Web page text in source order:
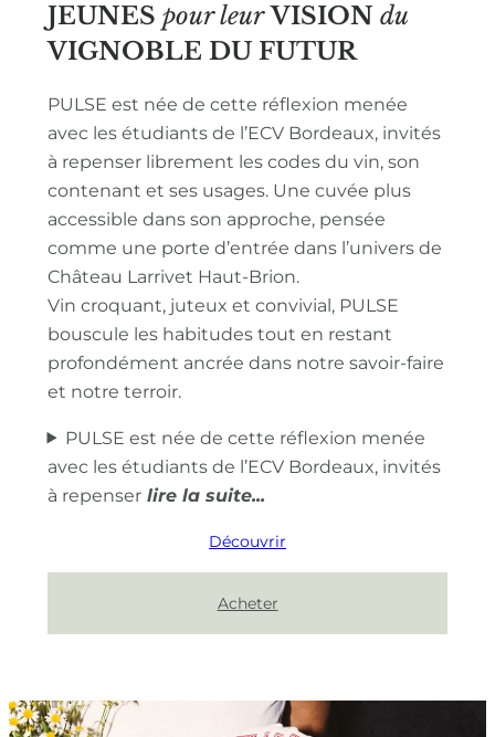
JEUNES pour leur VISION du
VIGNOBLE DU FUTUR
PULSE est née de cette réflexion menée
avec les étudiants de l’ECV Bordeaux, invités
à repenser librement les codes du vin, son
contenant et ses usages. Une cuvée plus
accessible dans son approche, pensée
comme une porte d’entrée dans l’univers de
Château Larrivet Haut-Brion.
Vin croquant, juteux et convivial, PULSE
bouscule les habitudes tout en restant
profondément ancrée dans notre savoir-faire
et notre terroir.
PULSE est née de cette réflexion menée
avec les étudiants de l’ECV Bordeaux, invités
à repenser
Découvrir
Acheter